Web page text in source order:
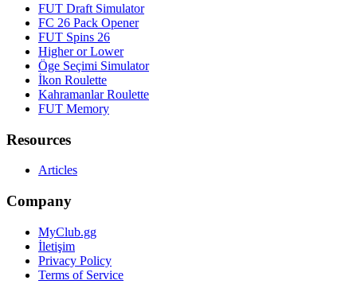
FUT Draft Simulator
FC 26 Pack Opener
FUT Spins 26
Higher or Lower
Öge Seçimi Simulator
İkon Roulette
Kahramanlar Roulette
FUT Memory
Resources
Articles
Company
MyClub.gg
İletişim
Privacy Policy
Terms of Service